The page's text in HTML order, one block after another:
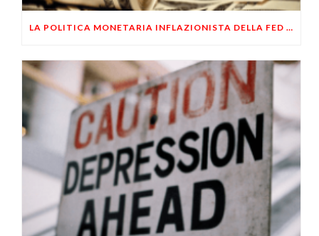
LA POLITICA MONETARIA INFLAZIONISTA DELLA FED NON SALVERÀ GLI USA